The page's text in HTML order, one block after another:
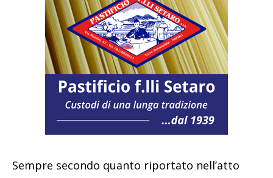
Sempre secondo quanto riportato nell’atto